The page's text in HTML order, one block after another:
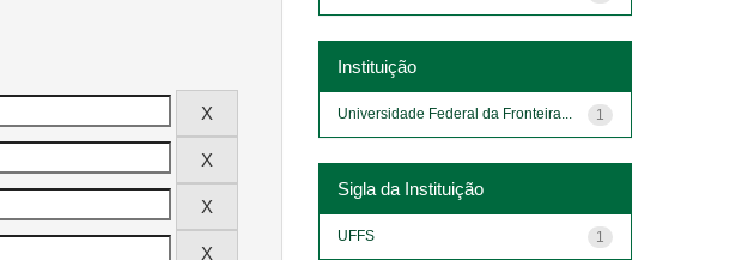
Instituição
1
Universidade Federal da Fronteira...
Sigla da Instituição
1
UFFS